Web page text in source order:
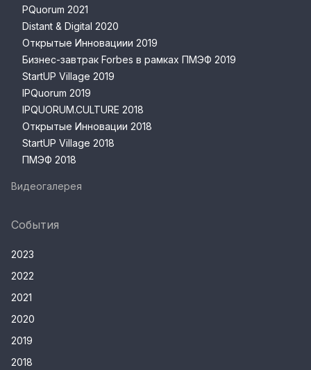
PQuorum 2021
Distant & Digital 2020
Открытые Инновациии 2019
Бизнес-завтрак Forbes в рамках ПМЭФ 2019
StartUP Village 2019
IPQuorum 2019
IPQUORUM.CULTURE 2018
Открытые Инновации 2018
StartUP Village 2018
ПМЭФ 2018
Видеогалерея
События
2023
2022
2021
2020
2019
2018